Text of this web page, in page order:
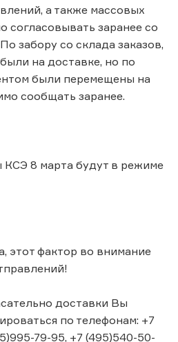
а также массовых
согласовывать заранее со
забору со склада заказов,
на доставке, но по
были перемещены на
сообщать заранее.
8 марта будут в режиме
этот фактор во внимание
доставки Вы
по телефонам: +7
79-95, +7 (495)540-50-